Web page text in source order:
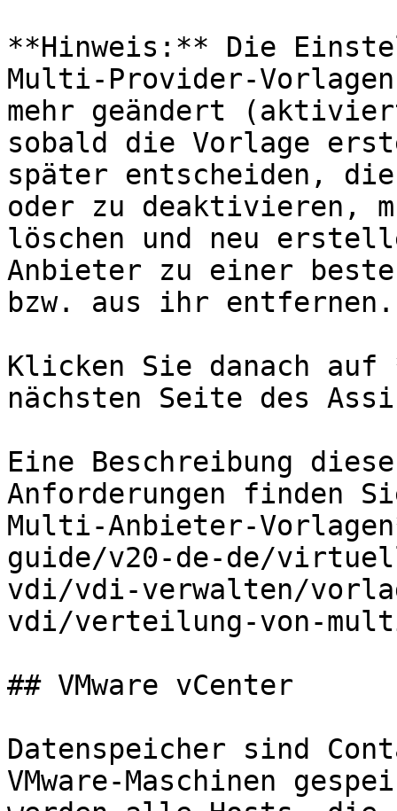
**Hinweis:** Die
Multi-Provider-
mehr geändert
sobald die Vorlage
später entscheiden,
oder zu deaktivieren,
löschen und neu
Anbieter zu einer
bzw. aus ihr entfernen.
Klicken Sie danach
nächsten Seite des
Eine Beschreibung
Anforderungen finden
Multi-Anbieter-
guide/v20-de-de/
vdi/vdi-verwalten/
vdi/verteilung-von-
## VMware vCenter
Datenspeicher sind
VMware-Maschinen